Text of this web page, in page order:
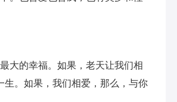
大的幸福。如果，老天让我们相
。如果，我们相爱，那么，与你